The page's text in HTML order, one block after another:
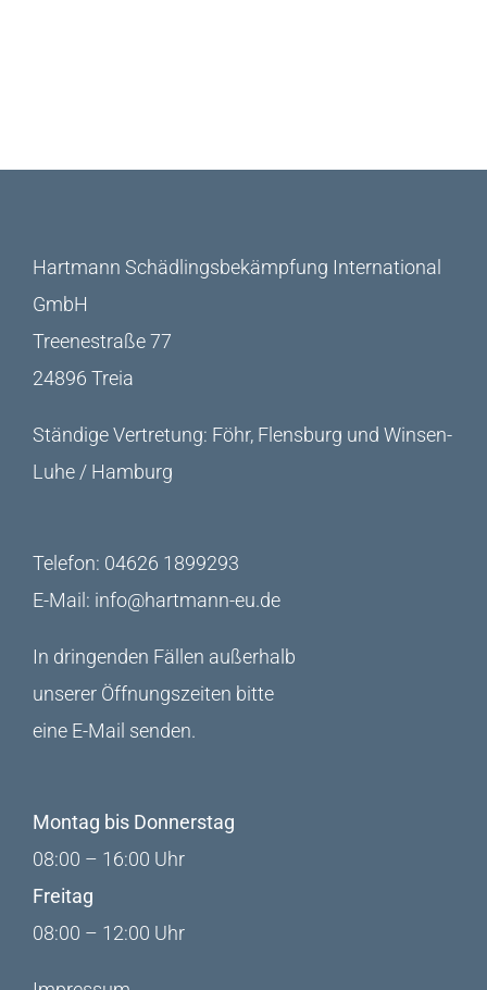
Hartmann Schädlingsbekämpfung International
GmbH
Treenestraße 77
24896 Treia
Ständige Vertretung: Föhr, Flensburg und Winsen-
Luhe / Hamburg
Telefon: 04626 1899293
E-Mail: info@hartmann-eu.de
In dringenden Fällen außerhalb
unserer Öffnungszeiten bitte
eine E-Mail senden.
Montag bis Donnerstag
08:00 – 16:00 Uhr
Freitag
08:00 – 12:00 Uhr